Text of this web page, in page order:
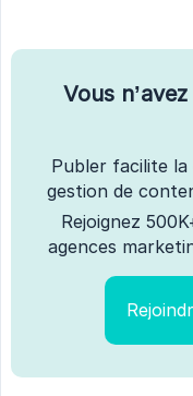
Vous
Publer facilite
gestion de
Rejoignez
agences